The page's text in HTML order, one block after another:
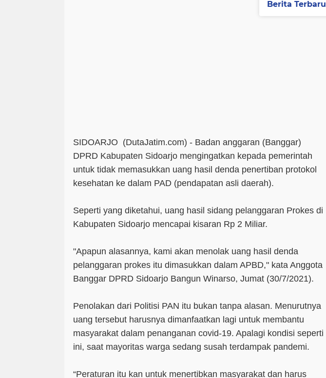
SIDOARJO (DutaJatim.com) - Badan anggaran (Banggar)
DPRD Kabupaten Sidoarjo mengingatkan kepada pemerintah
untuk tidak memasukkan uang hasil denda penertiban protokol
kesehatan ke dalam PAD (pendapatan asli daerah).
Seperti yang diketahui, uang hasil sidang pelanggaran Prokes di
Kabupaten Sidoarjo mencapai kisaran Rp 2 Miliar.
"Apapun alasannya, kami akan menolak uang hasil denda
pelanggaran prokes itu dimasukkan dalam APBD," kata Anggota
Banggar DPRD Sidoarjo Bangun Winarso, Jumat (30/7/2021).
Penolakan dari Politisi PAN itu bukan tanpa alasan. Menurutnya
uang tersebut harusnya dimanfaatkan lagi untuk membantu
masyarakat dalam penanganan covid-19. Apalagi kondisi seperti
ini, saat mayoritas warga sedang susah terdampak pandemi.
“Peraturan itu kan untuk menertibkan masyarakat dan harus
Berita Terbaru